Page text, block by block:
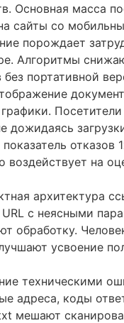
Основная масса
сайты со
порождает
Алгоритмы
без портативной
дожидаясь
отказов
воздействует на
архитектура
с неясными
обработку.
усвоение
техническими
адреса, коды
мешают